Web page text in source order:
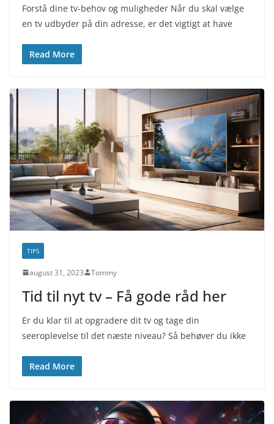
Forstå dine tv-behov og muligheder Når du skal vælge
en tv udbyder på din adresse, er det vigtigt at have
Read More
TIPS
august 31, 2023 Tommy
Tid til nyt tv – Få gode råd her
Er du klar til at opgradere dit tv og tage din
seeroplevelse til det næste niveau? Så behøver du ikke
Read More